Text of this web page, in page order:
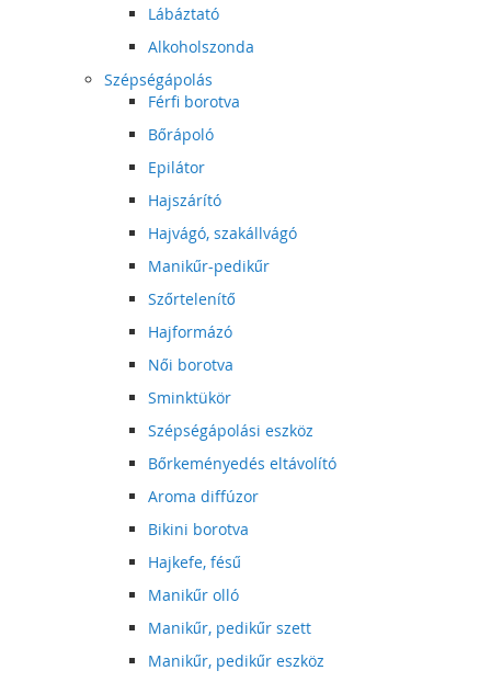
Lábáztató
Alkoholszonda
Szépségápolás
Férfi borotva
Bőrápoló
Epilátor
Hajszárító
Hajvágó, szakállvágó
Manikűr-pedikűr
Szőrtelenítő
Hajformázó
Női borotva
Sminktükör
Szépségápolási eszköz
Bőrkeményedés eltávolító
Aroma diffúzor
Bikini borotva
Hajkefe, fésű
Manikűr olló
Manikűr, pedikűr szett
Manikűr, pedikűr eszköz